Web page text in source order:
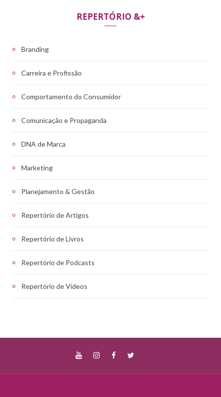
REPERTÓRIO &+
Branding
Carreira e Profissão
Comportamento do Consumidor
Comunicação e Propaganda
DNA de Marca
Marketing
Planejamento & Gestão
Repertório de Artigos
Repertório de Livros
Repertório de Podcasts
Repertório de Vídeos